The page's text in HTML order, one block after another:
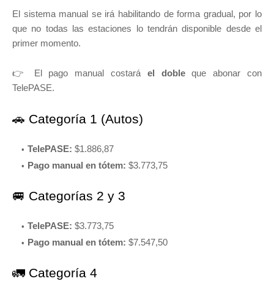
El sistema manual se irá habilitando de forma gradual, por lo
que no todas las estaciones lo tendrán disponible desde el
primer momento.
👉 El pago manual costará el dobleque abonar con
TelePASE.
🚗 Categoría 1 (Autos)
TelePASE: $1.886,87
Pago manual en tótem: $3.773,75
🚐 Categorías 2 y 3
TelePASE: $3.773,75
Pago manual en tótem: $7.547,50
🚛 Categoría 4